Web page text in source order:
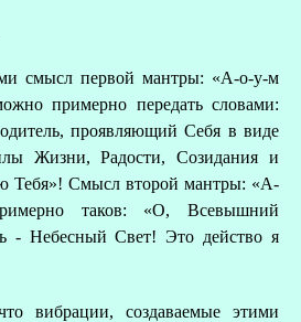
смысл первой мантры: «А-о-у-м
примерно передать словами:
проявляющий Себя в виде
Жизни, Радости, Созидания и
Тебя»! Смысл второй мантры: «А-
таков: «О, Всевышний
- Небесный Свет! Это действо я
вибрации, создаваемые этими